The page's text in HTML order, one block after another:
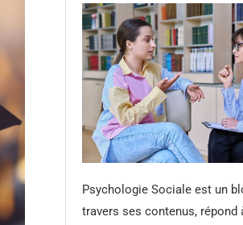
Psychologie Sociale est un
travers ses contenus, répond